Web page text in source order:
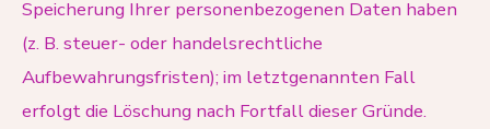
Speicherung Ihrer personenbezogenen Daten haben
(z. B. steuer- oder handelsrechtliche
Aufbewahrungsfristen); im letztgenannten Fall
erfolgt die Löschung nach Fortfall dieser Gründe.